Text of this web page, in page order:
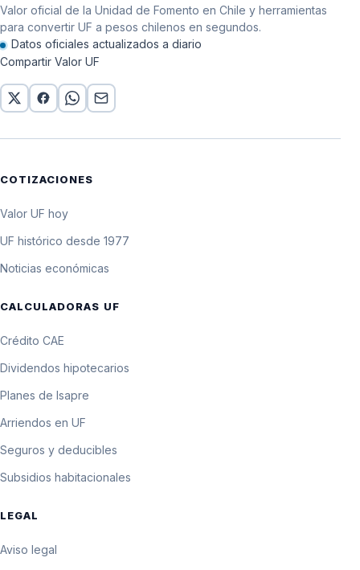
Valor oficial de la Unidad de Fomento en Chile y herramientas
para convertir UF a pesos chilenos en segundos.
Datos oficiales actualizados a diario
Compartir Valor UF
COTIZACIONES
Valor UF hoy
UF histórico desde 1977
Noticias económicas
CALCULADORAS UF
Crédito CAE
Dividendos hipotecarios
Planes de Isapre
Arriendos en UF
Seguros y deducibles
Subsidios habitacionales
LEGAL
Aviso legal